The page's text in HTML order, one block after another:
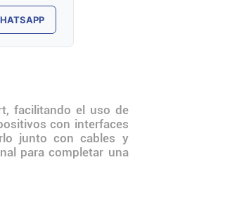
facilitando el uso de
con interfaces
junto con cables y
para completar una